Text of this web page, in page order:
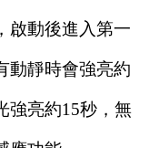
啟動後進入第一
動靜時會強亮約
強亮約15秒，無